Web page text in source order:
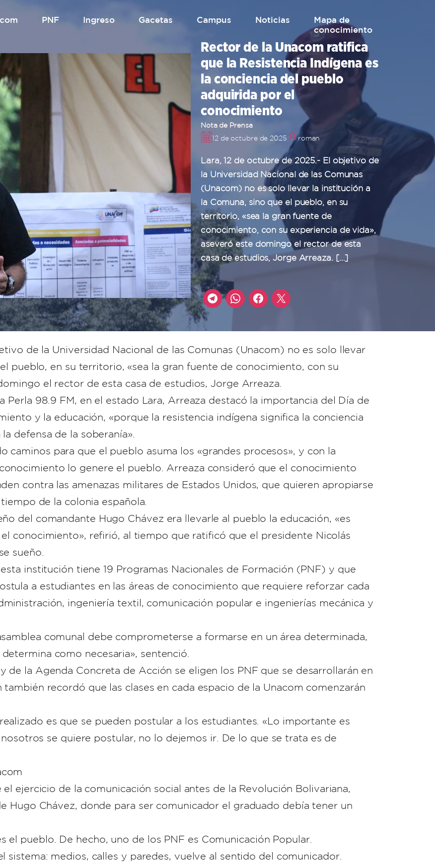
PNF Ingreso gacetas Campus Noticias
mapa de
conocimiento
Rector de la Unacom ratifica
que la Resistencia Indígena es
la conciencia del pueblo
adquirida por el
conocimiento
Nota de Prensa
12 de octubre de 2025
roman
Lara, 12 de octubre de 2025.- El objetivo de
la Universidad Nacional de las Comunas
(Unacom) no es solo llevar la institución a
la Comuna, sino que el pueblo, en su
territorio, «sea la gran fuente de
conocimiento, con su experiencia de vida»,
aseveró este domingo el rector de esta
casa de estudios, Jorge Arreaza. […]
de la Universidad Nacional de las Comunas (Unacom) no es solo llevar
pueblo, en su territorio, «sea la gran fuente de conocimiento, con su
el rector de esta casa de estudios, Jorge Arreaza.
Perla 98.9 FM, en el estado Lara, Arreaza destacó la importancia del Día de
y la educación, «porque la resistencia indígena significa la conciencia
defensa de la soberanía».
caminos para que el pueblo asuma los «grandes procesos», y con la
lo genere el pueblo. Arreaza consideró que el conocimiento
contra las amenazas militares de Estados Unidos, que quieren apropiarse
de la colonia española.
del comandante Hugo Chávez era llevarle al pueblo la educación, «es
conocimiento», refirió, al tiempo que ratificó que el presidente Nicolás
sueño.
institución tiene 19 Programas Nacionales de Formación (PNF) y que
a estudiantes en las áreas de conocimiento que requiere reforzar cada
ingeniería textil, comunicación popular e ingenierías mecánica y
comunal debe comprometerse a formarse en un área determinada,
como necesaria», sentenció.
de la Agenda Concreta de Acción se eligen los PNF que se desarrollarán en
también recordó que las clases en cada espacio de la Unacom comenzarán
es que se pueden postular a los estudiantes. «Lo importante es
se quiere postular, no lo dejemos ir. De lo que se trata es de
ejercicio de la comunicación social antes de la Revolución Bolivariana,
Hugo Chávez, donde para ser comunicador el graduado debía tener un
el pueblo. De hecho, uno de los PNF es Comunicación Popular.
sistema: medios, calles y paredes, vuelve al sentido del comunicador.